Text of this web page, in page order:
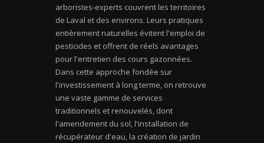
arboristes-experts couvrent les territoires
de Laval et des environs. Leurs pratiques
entièrement naturelles évitent l'emploi de
pesticides et offrent de réels avantages
pour l'entretien des cours gazonnées.
Dans cette approche fondée sur
l'investissement à long terme, on retrouve
une vaste gamme de services
traditionnels et renouvelés, dont
l'amendement du sol, l'installation de
récupérateur d'eau, la création de jardin